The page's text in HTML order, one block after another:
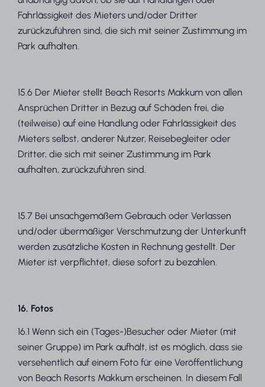
Fahrlässigkeit des Mieters und/oder Dritter
zurückzuführen sind, die sich mit seiner Zustimmung im
Park aufhalten.
15.6 Der Mieter stellt Beach Resorts Makkum von allen
Ansprüchen Dritter in Bezug auf Schäden frei, die
(teilweise) auf eine Handlung oder Fahrlässigkeit des
Mieters selbst, anderer Nutzer, Reisebegleiter oder
Dritter, die sich mit seiner Zustimmung im Park
aufhalten, zurückzuführen sind.
15.7 Bei unsachgemäßem Gebrauch oder Verlassen
und/oder übermäßiger Verschmutzung der Unterkunft
werden zusätzliche Kosten in Rechnung gestellt. Der
Mieter ist verpflichtet, diese sofort zu bezahlen.
16. Fotos
16.1 Wenn sich ein (Tages-)Besucher oder Mieter (mit
seiner Gruppe) im Park aufhält, ist es möglich, dass sie
versehentlich auf einem Foto für eine Veröffentlichung
von Beach Resorts Makkum erscheinen. In diesem Fall